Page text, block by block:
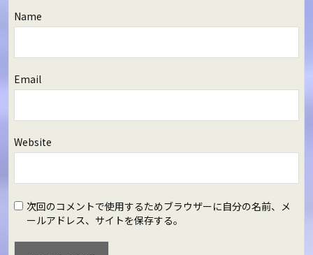
Name
Email
Website
次回のコメントで使用するためブラウザーに自分の名前、メ
ールアドレス、サイトを保存する。